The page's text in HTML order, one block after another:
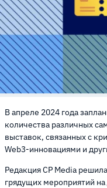
В апреле 2024 года
количества различных
выставок, связанных с
Web3-инновациями и
Редакция CP Media
грядущих мероприятий